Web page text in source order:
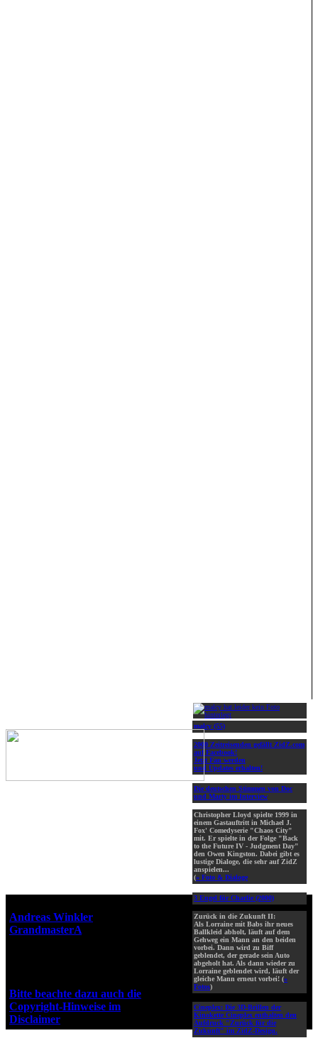
malcy (55)
2000 Zeitreisenden gefällt ZidZ.com
auf Facebook!
Jetzt Fan werden
und Updates erhalten!
Die deutschen Stimmen von Doc
und Marty im Interview
Christopher Lloyd spielte 1999 in
einem Gastauftritt in Michael J.
Fox' Comedyserie "Chaos City"
mit. Er spielte in der Folge "Back
to the Future IV - Judgment Day"
den Owen Kingston. Dabei gibt es
lustige Dialoge, die sehr auf ZidZ
anspielen...
(» Foto & Dialoge
3 Engel für Charlie (2000)
Zurück in die Zukunft II:
Als Lorraine mit Babs ihr neues
Ballkleid abholt, läuft auf dem
Gehweg ein Mann an den beiden
vorbei. Dann wird zu Biff
geblendet, der gerade sein Auto
abgeholt hat. Als dann wieder zu
Lorraine geblendet wird, läuft der
gleiche Mann erneut vorbei! (»
Fotos)
Cineplex: Die 3D-Brillen der
Kinokette Cineplex enthalten den
Aufdruck "Zurück für die
Zukunft" im ZidZ-Design.
Andreas Winkler
GrandmasterA
Bitte beachte dazu auch die
Copyright-Hinweise im
Disclaimer